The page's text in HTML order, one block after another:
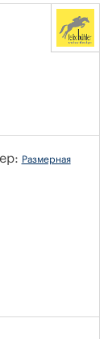
Размерная